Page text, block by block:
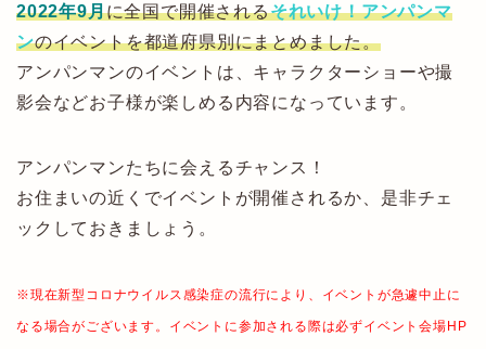
2022年9月に全国で開催されるそれいけ！アンパンマ
ンのイベントを都道府県別にまとめました。
アンパンマンのイベントは、キャラクターショーや撮
影会などお子様が楽しめる内容になっています。
アンパンマンたちに会えるチャンス！
お住まいの近くでイベントが開催されるか、是非チェ
ックしておきましょう。
※現在新型コロナウイルス感染症の流行により、イベントが急遽中止に
なる場合がございます。イベントに参加される際は必ずイベント会場HP